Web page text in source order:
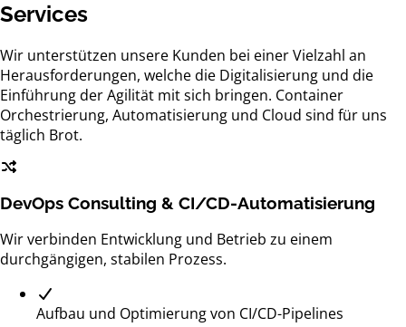
Services
Wir unterstützen unsere Kunden bei einer Vielzahl an
Herausforderungen, welche die Digitalisierung und die
Einführung der Agilität mit sich bringen. Container
Orchestrierung, Automatisierung und Cloud sind für uns
täglich Brot.
DevOps Consulting & CI/CD-Automatisierung
Wir verbinden Entwicklung und Betrieb zu einem
durchgängigen, stabilen Prozess.
Aufbau und Optimierung von CI/CD-Pipelines